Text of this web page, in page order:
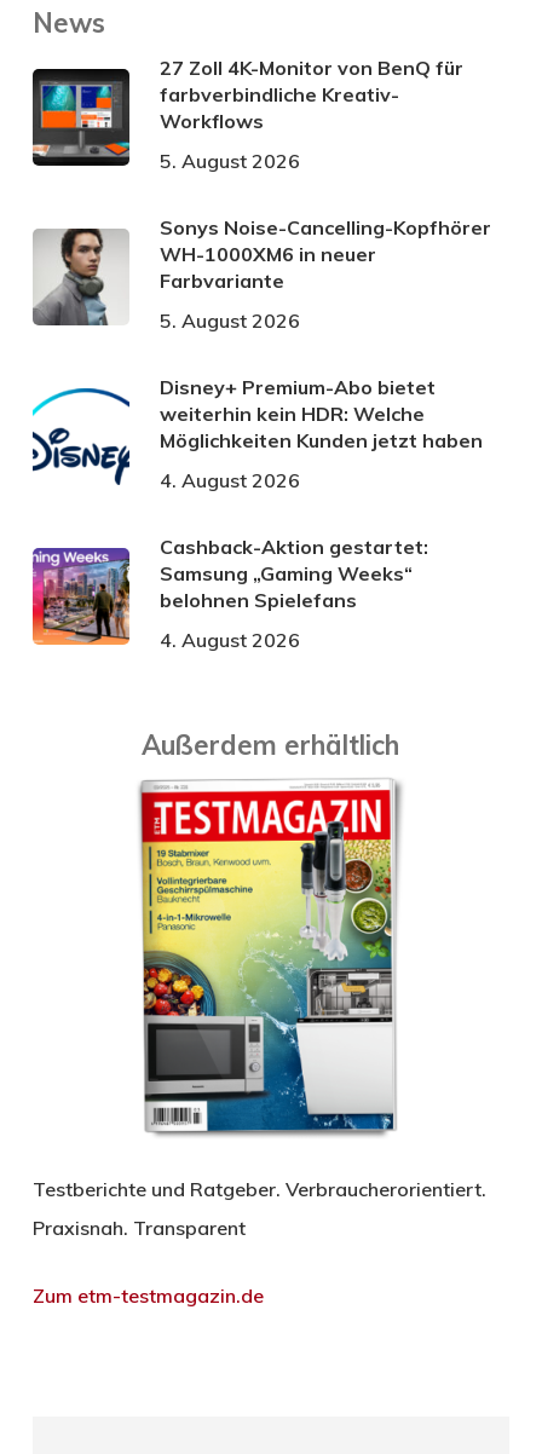
News
27 Zoll 4K-Monitor von BenQ für
farbverbindliche Kreativ-
Workflows
5. August 2026
Sonys Noise-Cancelling-Kopfhörer
WH-1000XM6 in neuer
Farbvariante
5. August 2026
Disney+ Premium-Abo bietet
weiterhin kein HDR: Welche
Möglichkeiten Kunden jetzt haben
4. August 2026
Cashback-Aktion gestartet:
Samsung „Gaming Weeks“
belohnen Spielefans
4. August 2026
Außerdem erhältlich
Testberichte und Ratgeber. Verbraucherorientiert.
Praxisnah. Transparent
Zum etm-testmagazin.de